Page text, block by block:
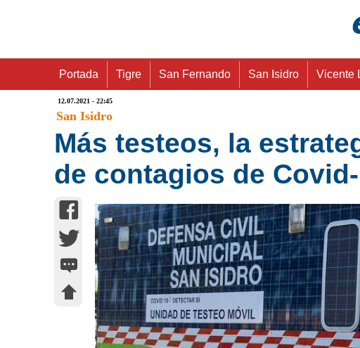
Portada Tigre San Fernando San Isidro Vicente
12.07.2021 - 22:45
San Isidro
Más testeos, la
de contagios de